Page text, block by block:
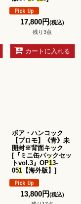
17,800円(税込)
残り3点
カートに入れる
ボア・ハンコック
【プロモ】《青》未
開封※背面キック
[『ミニ缶パックセッ
トvol.3』OP13-
051【海外版】 ]
13,800円(税込)